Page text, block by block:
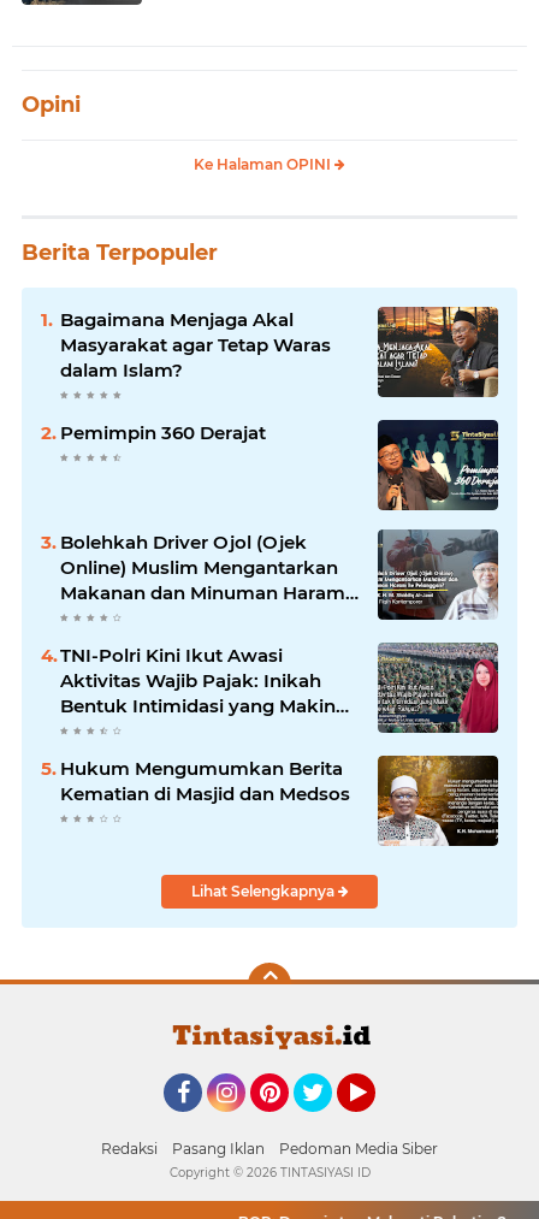
Opini
Ke Halaman OPINI
Berita Terpopuler
Bagaimana Menjaga Akal
Masyarakat agar Tetap Waras
dalam Islam?
Pemimpin 360 Derajat
Bolehkah Driver Ojol (Ojek
Online) Muslim Mengantarkan
Makanan dan Minuman Haram
ke Pelanggan?
TNI-Polri Kini Ikut Awasi
Aktivitas Wajib Pajak: Inikah
Bentuk Intimidasi yang Makin
Menekan Rakyat?
Hukum Mengumumkan Berita
Kematian di Masjid dan Medsos
Lihat Selengkapnya
Redaksi Pasang Iklan Pedoman Media Siber
Copyright © 2026 TINTASIYASI ID